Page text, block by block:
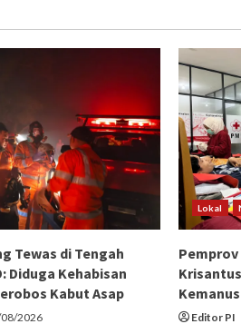
Tewas di Tengah
Diduga Kehabisan
Kabut Asap
2026
Lokal
Editor PI